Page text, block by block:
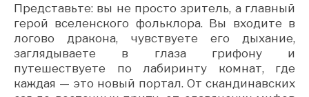
Представьте: вы не просто зритель, а главный
герой вселенского фольклора. Вы входите в
логово дракона, чувствуете его дыхание,
заглядываете в глаза грифону и
путешествуете по лабиринту комнат, где
каждая — это новый портал. От скандинавских